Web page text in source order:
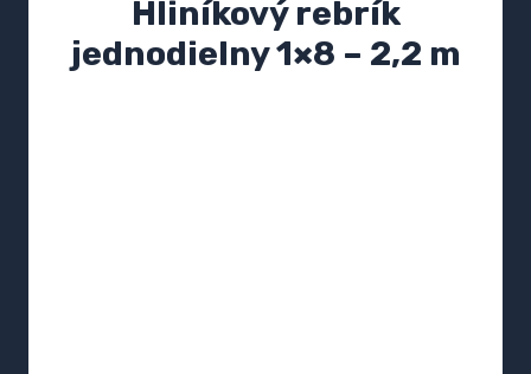
Hliníkový rebrík
jednodielny 1×8 – 2,2 m